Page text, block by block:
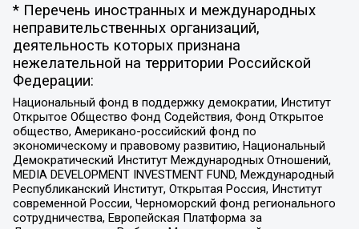
* Перечень иностранных и международных
неправительственных организаций,
деятельность которых признана
нежелательной на территории Российской
Федерации:
Национальный фонд в поддержку демократии, Институт
Открытое Общество Фонд Содействия, Фонд Открытое
общество, Американо-российский фонд по
экономическому и правовому развитию, Национальный
Демократический Институт Международных Отношений,
MEDIA DEVELOPMENT INVESTMENT FUND, Международный
Республиканский Институт, Открытая Россия, Институт
современной России, Черноморский фонд регионального
сотрудничества, Европейская Платформа за